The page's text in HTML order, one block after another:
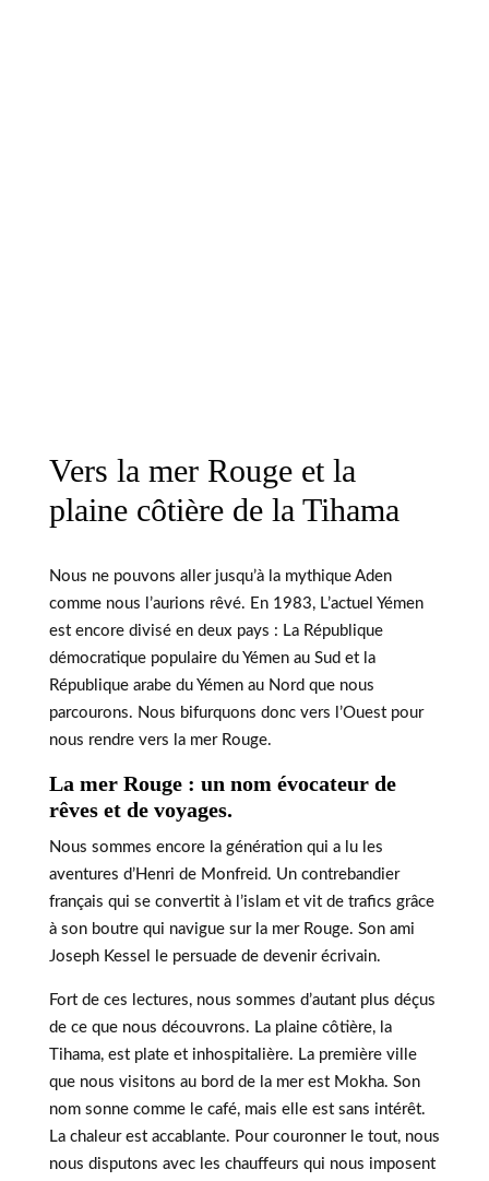
Vers la mer Rouge et la
plaine côtière de la Tihama
Nous ne pouvons aller jusqu’à la mythique Aden
comme nous l’aurions rêvé. En 1983, L’actuel Yémen
est encore divisé en deux pays : La République
démocratique populaire du Yémen au Sud et la
République arabe du Yémen au Nord que nous
parcourons. Nous bifurquons donc vers l’Ouest pour
nous rendre vers la mer Rouge.
La mer Rouge : un nom évocateur de
rêves et de voyages.
Nous sommes encore la génération qui a lu les
aventures d’Henri de Monfreid. Un contrebandier
français qui se convertit à l’islam et vit de trafics grâce
à son boutre qui navigue sur la mer Rouge. Son ami
Joseph Kessel le persuade de devenir écrivain.
Fort de ces lectures, nous sommes d’autant plus déçus
de ce que nous découvrons. La plaine côtière, la
Tihama, est plate et inhospitalière. La première ville
que nous visitons au bord de la mer est Mokha. Son
nom sonne comme le café, mais elle est sans intérêt.
La chaleur est accablante. Pour couronner le tout, nous
nous disputons avec les chauffeurs qui nous imposent